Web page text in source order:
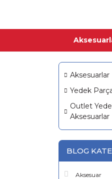
Aksesuarlar
Yedek
Outlet
Aksesuarlar
BLOG
Aksesuar